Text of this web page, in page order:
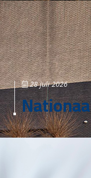
28 juli 2026